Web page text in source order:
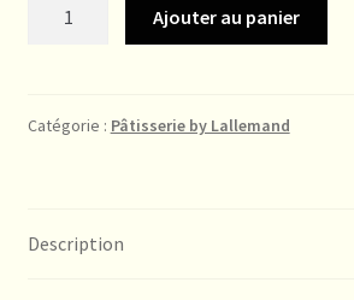
Ajouter au panier
Catégorie : Pâtisserie by Lallemand
Description